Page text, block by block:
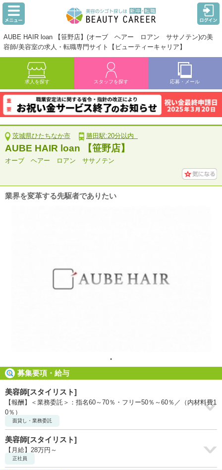
AUBE HAIR loan 【笹野店】(オーブ ヘアー ロアン ササノテン)の美
容師/美容室の求人・転職専門サイト【ビューティーキャリア】
求人を探す スタッフを探す 応募・メール
茨城県ひたちなか市 勝田駅:20分以内
AUBE HAIR loan 【笹野店】
オーブ ヘアー ロアン ササノテン
業界を変革する先駆者でありたい
募集要項・給与
美容師[スタイリスト]
【報酬】＜業務委託＞：指名60～70％・フリー50％～60％／（内材料費1
0％）
面貸し・業務委託
美容師[スタイリスト]
【月給】28万円～
正社員